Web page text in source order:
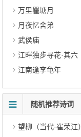
万里瞿塘月
月夜忆舍弟
武侯庙
江畔独步寻花·其六
江南逢李龟年
随机推荐诗词
望柳（当代·崔荣江）